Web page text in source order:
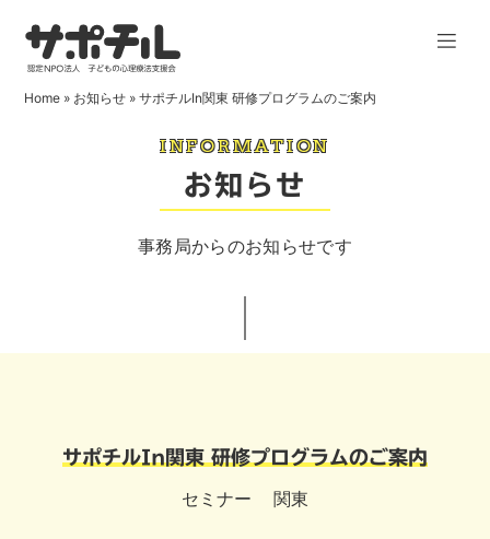
Home » お知らせ »サポチルIn関東 研修プログラムのご案内
お知らせ
INFORMATION
事務局からのお知らせです
サポチルIn関東 研修プログラムのご案内
セミナー 関東